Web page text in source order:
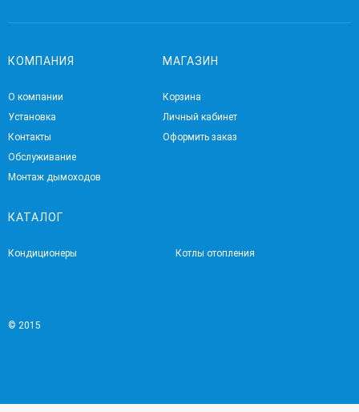
КОМПАНИЯ
О компании
Установка
Контакты
Обслуживание
Монтаж дымоходов
МАГАЗИН
Корзина
Личный кабинет
Оформить заказ
КАТАЛОГ
Кондиционеры Котлы отопления
© 2015